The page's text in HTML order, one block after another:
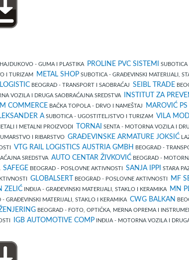
- GUMA I PLASTIKA PROLINE PVC SISTEMI SUBOTICA
I TURIZAM METAL SHOPSUBOTICA - GRAĐEVINSKI MATERIJALI,
BEOGRAD - TRANSPORT I SAOBRAĆAJ SEIBL TRADE
VOZILA I DRUGA SAOBRAĆAJNA SREDSTVA INSTITUT ZA
COMMERCE BAČKA TOPOLA - DRVO I NAMEŠTAJ MAROVIĆ PS
ASUBOTICA - UGOSTITELJSTVO I TURIZAM VILA
I METALNI PROIZVODI TORNAI
SENTA - MOTORNA VOZILA I
I RIBARSTVO GRAĐEVINSKE ARMATURE JOKSIĆ
VTG RAIL LOGISTICS AUSTRIA GMBH BEOGRAD -
SREDSTVA AUTO CENTAR ŽIVKOVIĆBEOGRAD -
SAFEGE BEOGRAD - POSLOVNE AKTIVNOSTI SANJA IPPI
STARA
GLOBALSERT BEOGRAD - POSLOVNE AKTIVNOSTI MF
ZELIĆINĐIJA - GRAĐEVINSKI MATERIJALI, STAKLO I KERAMIKA MN
- GRAĐEVINSKI MATERIJALI, STAKLO I KERAMIKA CWG BALKAN
BEOGRAD - FOTO, OPTIČKA, MERNA OPREMA I
IGB AUTOMOTIVE COMPINĐIJA - MOTORNA VOZILA I